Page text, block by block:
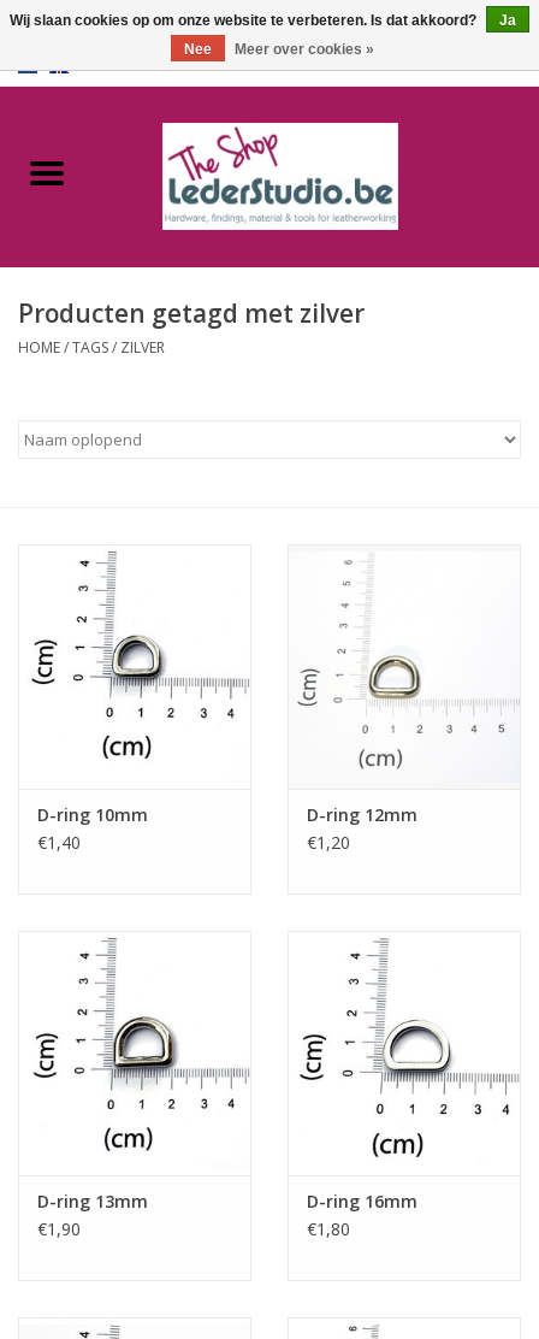
Catalogus
FAQ
Producten getagd met zilver
HOME/TAGS/ ZILVER
D-ring 10mm
€1,40
D-ring 12mm
€1,20
D-ring 13mm
€1,90
D-ring 16mm
€1,80
Wij slaan cookies op om onze website te verbeteren. Is dat akkoord?
Ja
Nee
Meer over cookies »